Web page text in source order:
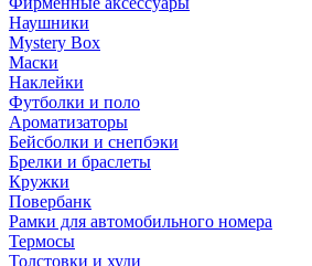
Наушники
Mystery Box
Маски
Наклейки
Футболки и поло
Ароматизаторы
Бейсболки и снепбэки
Брелки и браслеты
Кружки
Повербанк
Рамки для автомобильного номера
Термосы
Толстовки и худи